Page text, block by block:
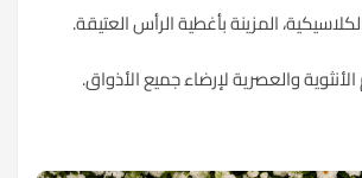
المزينة بأغطية الرأس العتيقة.
والعصرية لإرضاء جميع الأذواق.